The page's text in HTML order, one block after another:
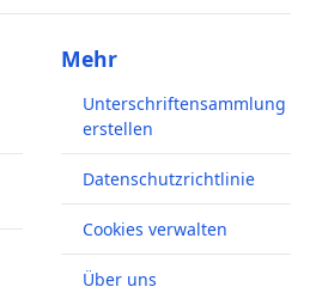
Mehr
Unterschriftensammlung
erstellen
Datenschutzrichtlinie
Cookies verwalten
Über uns